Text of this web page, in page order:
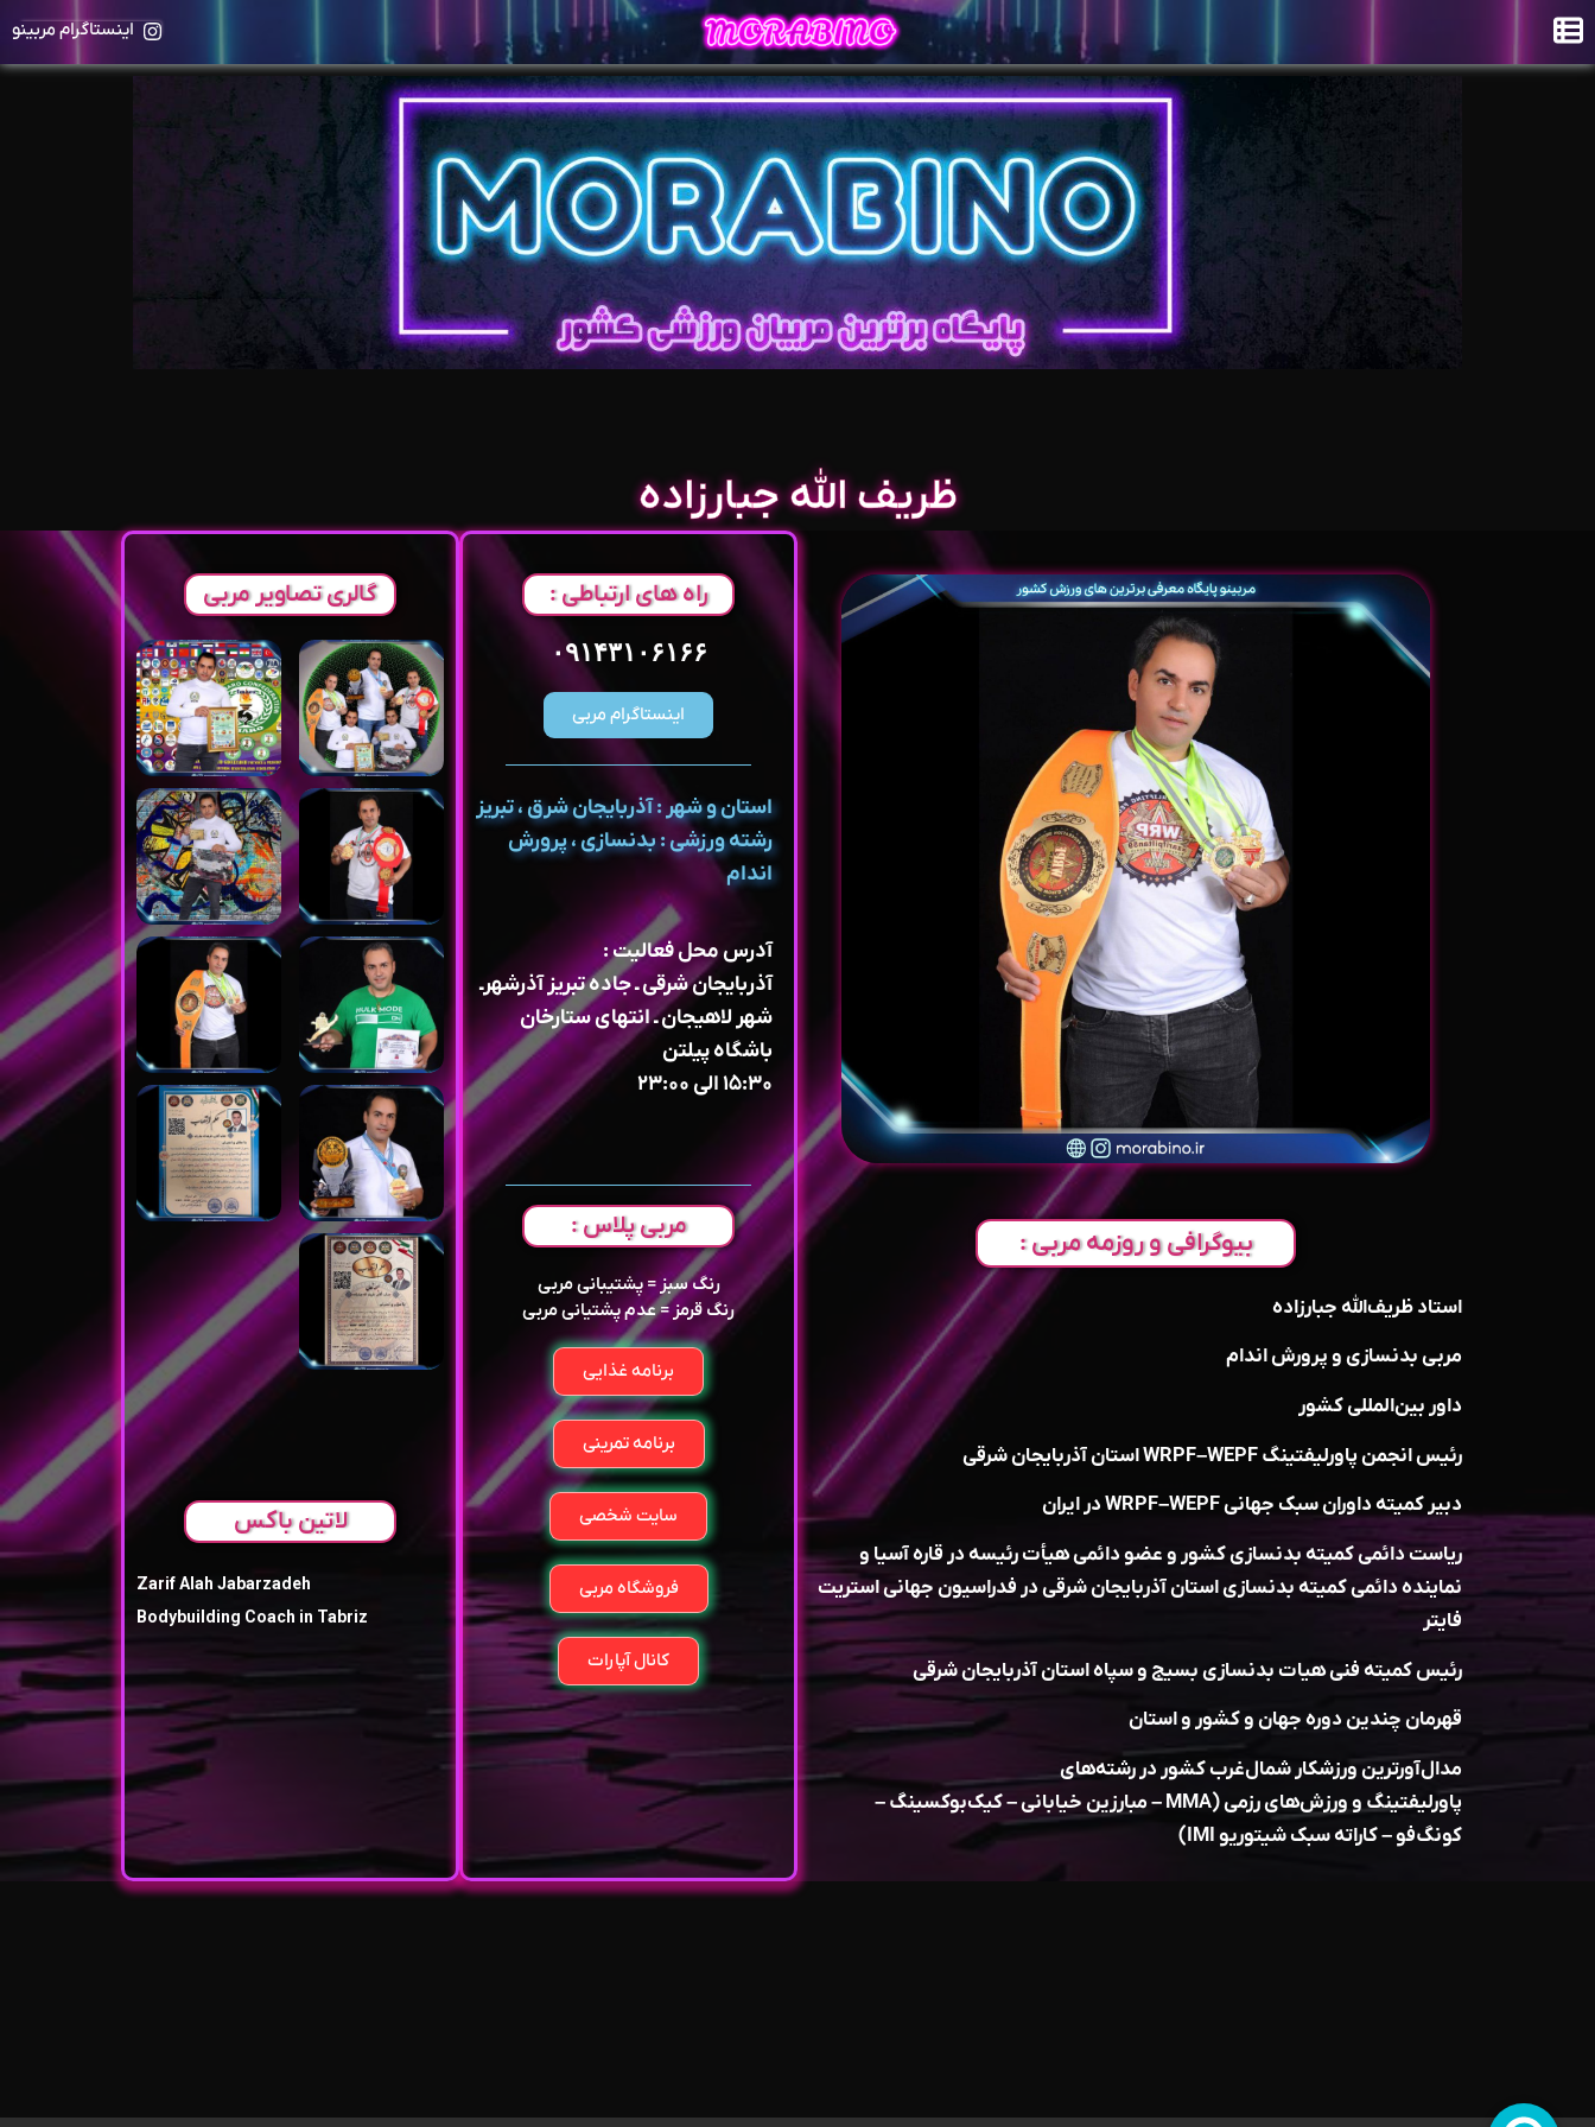
اینستاگرام مربینو
ظریف الله جبارزاده
بیوگرافی و روزمه مربی :
استاد ظریف‌الله جبارزاده
مربی بدنسازی و پرورش اندام
داور بین‌المللی کشور
رئیس انجمن پاورلیفتینگ WRPF–WEPF استان آذربایجان شرقی
دبیر کمیته داوران سبک جهانی WRPF–WEPF در ایران
ریاست دائمی کمیته بدنسازی کشور و عضو دائمی هیأت رئیسه در قاره آسیا و
نماینده دائمی کمیته بدنسازی استان آذربایجان شرقی در فدراسیون جهانی استریت
فایتر
رئیس کمیته فنی هیات بدنسازی بسیج و سپاه استان آذربایجان شرقی
قهرمان چندین دوره جهان و کشور و استان
مدال‌آورترین ورزشکار شمال‌غرب کشور در رشته‌های
پاورلیفتینگ و ورزش‌های رزمی (MMA – مبارزین خیابانی – کیک‌بوکسینگ –
کونگ‌فو – کاراته سبک شیتوریو IMI)
راه های ارتباطی :
۰۹۱۴۳۱۰۶۱۶۶
اینستاگرام مربی
استان و شهر : آذربایجان شرق ، تبریز
رشته ورزشی : بدنسازی ، پرورش
اندام
آدرس محل فعالیت :
آذربایجان شرقی ـ جاده تبریز آذرشهرـ
شهر لاهیجان ـ انتهای ستارخان
باشگاه پیلتن
۱۵:۳۰ الی ۲۳:۰۰
مربی پلاس :
رنگ سبز = پشتیبانی مربی
رنگ قرمز = عدم پشتیانی مربی
برنامه غذایی
برنامه تمرینی
سایت شخصی
فروشگاه مربی
کانال آپارات
گالری تصاویر مربی
لاتین باکس
Zarif Alah Jabarzadeh
Bodybuilding Coach in Tabriz